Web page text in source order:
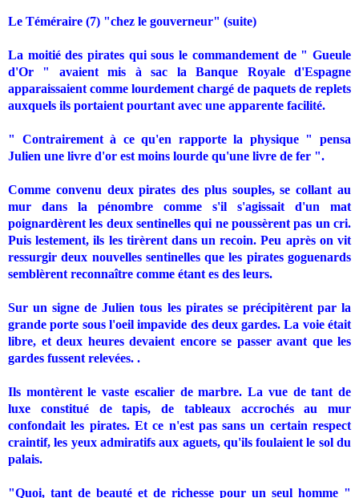
Le Téméraire (7) "chez le gouverneur" (suite)
La moitié des pirates qui sous le commandement de " Gueule
d'Or " avaient mis à sac la Banque Royale d'Espagne
apparaissaient comme lourdement chargé de paquets de replets
auxquels ils portaient pourtant avec une apparente facilité.
" Contrairement à ce qu'en rapporte la physique " pensa
Julien une livre d'or est moins lourde qu'une livre de fer ".
Comme convenu deux pirates des plus souples, se collant au
mur dans la pénombre comme s'il s'agissait d'un mat
poignardèrent les deux sentinelles qui ne poussèrent pas un cri.
Puis lestement, ils les tirèrent dans un recoin. Peu après on vit
ressurgir deux nouvelles sentinelles que les pirates goguenards
semblèrent reconnaître comme étant es des leurs.
Sur un signe de Julien tous les pirates se précipitèrent par la
grande porte sous l'oeil impavide des deux gardes. La voie était
libre, et deux heures devaient encore se passer avant que les
gardes fussent relevées. .
Ils montèrent le vaste escalier de marbre. La vue de tant de
luxe constitué de tapis, de tableaux accrochés au mur
confondait les pirates. Et ce n'est pas sans un certain respect
craintif, les yeux admiratifs aux aguets, qu'ils foulaient le sol du
palais.
"Quoi, tant de beauté et de richesse pour un seul homme "